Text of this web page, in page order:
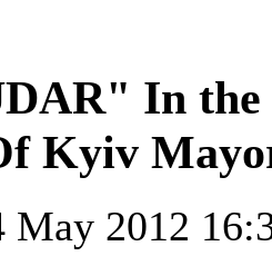
In the
Kyiv
May 2012